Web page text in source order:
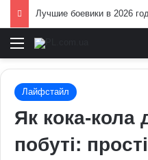
Меню
Лайфстайл
Як кока-кола
побуті: